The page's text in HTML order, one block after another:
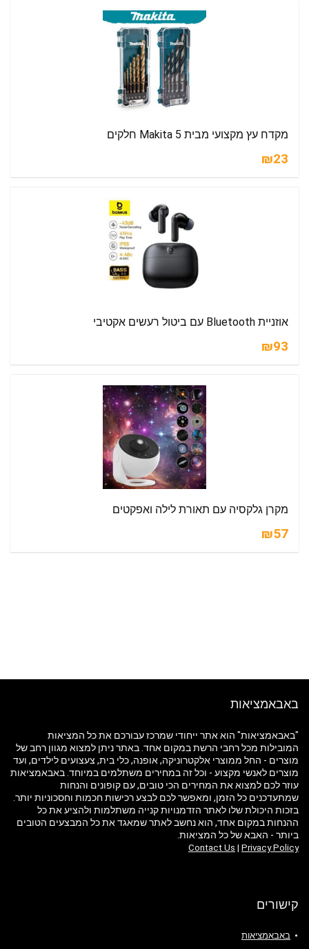
מקדח עץ מקצועי מבית Makita 5 חלקים
₪23
אוזניית Bluetooth עם ביטול רעשים אקטיבי
₪93
מקרן גלקסיה עם תאורת לילה ואפקטים
₪57
באבאמציאות
"באבאמציאות" הוא אתר ייחודי שמרכז עבורכם את כל המציאות
המובילות מכל רחבי הרשת במקום אחד. באתר ניתן למצוא מגוון רחב של
מוצרים - החל ממוצרי אלקטרוניקה, אופנה, כלי בית, צעצועים לילדים, ועד
מוצרים לאנשי מקצוע - וכל זה במחירים משתלמים במיוחד. באבאמציאות
עוזר לכם למצוא את המחירים הכי טובים, עם קופונים והנחות
שמתעדכנים כל הזמן, ומאפשר לכם לבצע רכישות חכמות וחסכוניות יותר.
בזכות היכולת שלו לאתר הזדמנויות קנייה משתלמות ולהציע את כל
ההנחות במקום אחד, הוא נחשב לאתר שמאגד את כל המבצעים הטובים
ביותר - האבא של כל המציאות.
Contact Us | Privacy Policy
קישורים
באבאמציאות